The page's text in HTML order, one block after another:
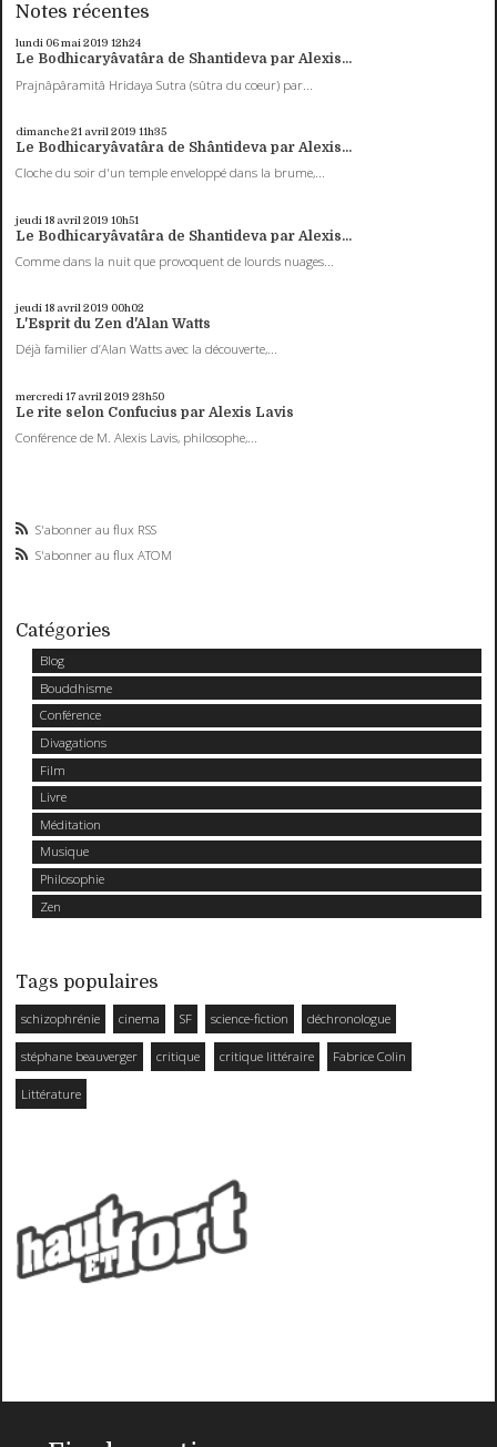
Notes récentes
lundi 06mai 2019 12h24
Le Bodhicaryâvatâra de Shantideva par Alexis...
Prajnâpâramitâ Hridaya Sutra (sûtra du coeur) par...
dimanche 21 avril 2019 11h35
Le Bodhicaryâvatâra de Shântideva par Alexis...
Cloche du soir d'un temple enveloppé dans la brume,...
jeudi 18 avril 2019 10h51
Le Bodhicaryâvatâra de Shantideva par Alexis...
Comme dans la nuit que provoquent de lourds nuages...
jeudi 18 avril 2019 00h02
L'Esprit du Zen d'Alan Watts
Déjà familier d’Alan Watts avec la découverte,...
mercredi 17 avril 2019 23h50
Le rite selon Confucius par Alexis Lavis
Conférence de M. Alexis Lavis, philosophe,...
S'abonner au flux RSS
S'abonner au flux ATOM
Catégories
Blog
Bouddhisme
Conférence
Divagations
Film
Livre
Méditation
Musique
Philosophie
Zen
Tags populaires
schizophrénie cinema SF science-fiction déchronologue
stéphane beauverger critique critique littéraire Fabrice Colin
Littérature